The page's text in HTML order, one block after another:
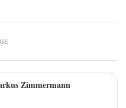
Zimmermann